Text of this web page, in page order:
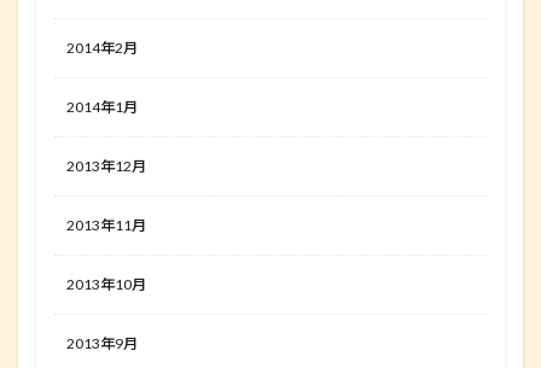
2014年2月
2014年1月
2013年12月
2013年11月
2013年10月
2013年9月